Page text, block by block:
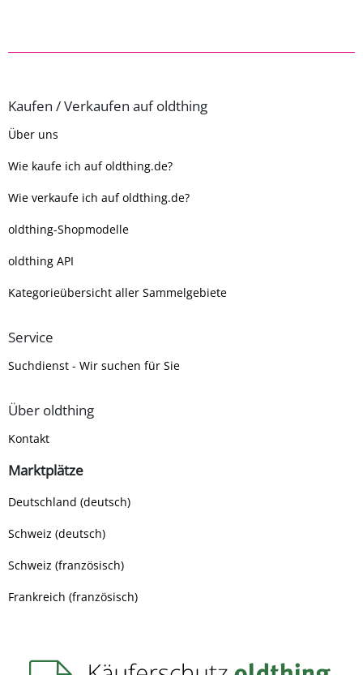
Kaufen / Verkaufen auf oldthing
Über uns
Wie kaufe ich auf oldthing.de?
Wie verkaufe ich auf oldthing.de?
oldthing-Shopmodelle
oldthing API
Kategorieübersicht aller Sammelgebiete
Service
Suchdienst - Wir suchen für Sie
Über oldthing
Kontakt
Marktplätze
Deutschland (deutsch)
Schweiz (deutsch)
Schweiz (französisch)
Frankreich (französisch)